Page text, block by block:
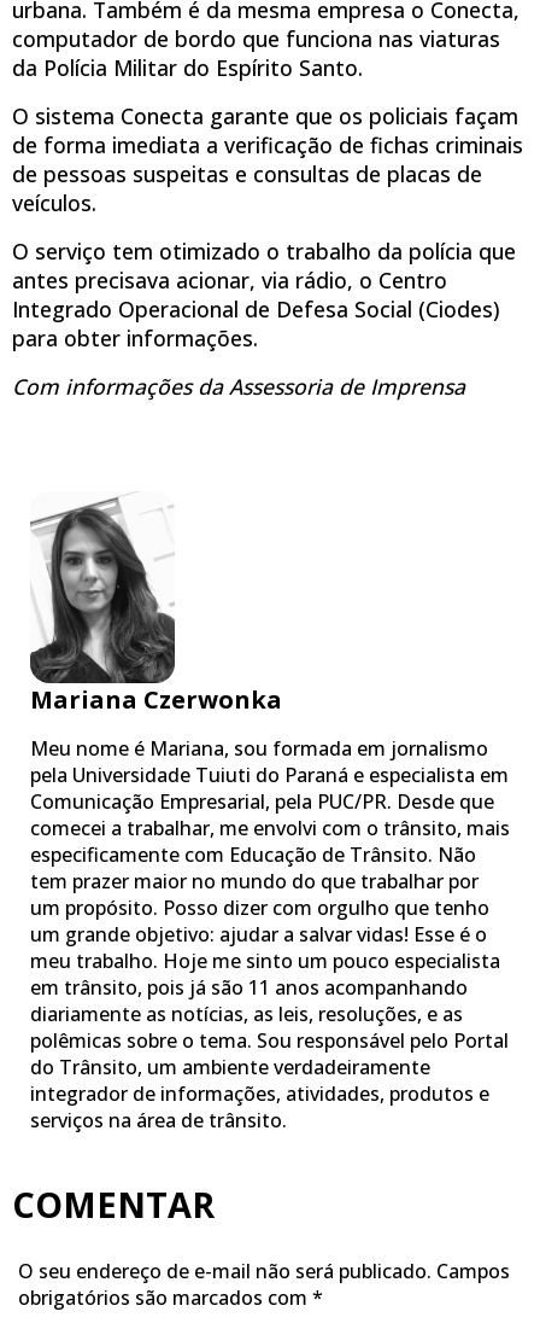
urbana. Também é da mesma empresa o Conecta,
computador de bordo que funciona nas viaturas
da Polícia Militar do Espírito Santo.
O sistema Conecta garante que os policiais façam
de forma imediata a verificação de fichas criminais
de pessoas suspeitas e consultas de placas de
veículos.
O serviço tem otimizado o trabalho da polícia que
antes precisava acionar, via rádio, o Centro
Integrado Operacional de Defesa Social (Ciodes)
para obter informações.
Com informações da Assessoria de Imprensa
Mariana Czerwonka
Meu nome é Mariana, sou formada em jornalismo
pela Universidade Tuiuti do Paraná e especialista em
Comunicação Empresarial, pela PUC/PR. Desde que
comecei a trabalhar, me envolvi com o trânsito, mais
especificamente com Educação de Trânsito. Não
tem prazer maior no mundo do que trabalhar por
um propósito. Posso dizer com orgulho que tenho
um grande objetivo: ajudar a salvar vidas! Esse é o
meu trabalho. Hoje me sinto um pouco especialista
em trânsito, pois já são 11 anos acompanhando
diariamente as notícias, as leis, resoluções, e as
polêmicas sobre o tema. Sou responsável pelo Portal
do Trânsito, um ambiente verdadeiramente
integrador de informações, atividades, produtos e
serviços na área de trânsito.
COMENTAR
O seu endereço de e-mail não será publicado. Campos
obrigatórios são marcados com *